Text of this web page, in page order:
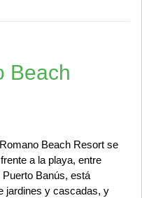
Beach
Beach Resort se
a la playa, entre
Puerto Banús, está
jardines y cascadas, y